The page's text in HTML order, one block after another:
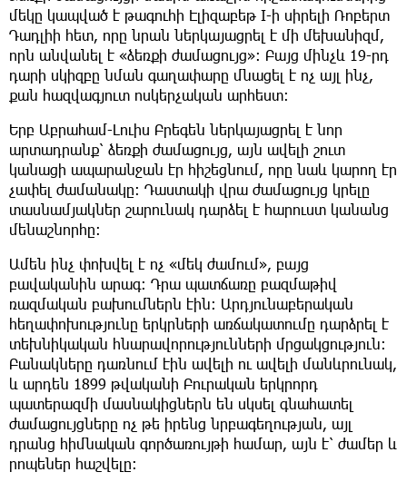
մեկը կապված է թագուհի Էլիզաբեթ I-ի սիրելի Ռոբերտ
Դադլիի հետ, որը նրան ներկայացրել է մի մեխանիզմ,
որն անվանել է «ձեռքի ժամացույց»։ Բայց մինչև 19-րդ
դարի սկիզբը նման գաղափարը մնացել է ոչ այլ ինչ,
քան հազվագյուտ ոսկերչական արհեստ:
Երբ Աբրահամ-Լուիս Բրեգեն ներկայացրել է նոր
արտադրանք՝ ձեռքի ժամացույց, այն ավելի շուտ
կանացի ապարանջան էր հիշեցնում, որը նաև կարող էր
չափել ժամանակը: Դաստակի վրա ժամացույց կրելը
տասնամյակներ շարունակ դարձել է հարուստ կանանց
մենաշնորհը:
Ամեն ինչ փոխվել է ոչ «մեկ ժամում», բայց
բավականին արագ: Դրա պատճառը բազմաթիվ
ռազմական բախումներն էին։ Արդյունաբերական
հեղափոխությունը երկրների առճակատումը դարձրել է
տեխնիկական հնարավորությունների մրցակցություն։
Բանակները դառնում էին ավելի ու ավելի մանևրունակ,
և արդեն 1899 թվականի Բուրական երկրորդ
պատերազմի մասնակիցներն են սկսել գնահատել
ժամացույցները ոչ թե իրենց նրբագեղության, այլ
դրանց հիմնական գործառույթի համար, այն է՝ ժամեր և
րոպեներ հաշվելը: